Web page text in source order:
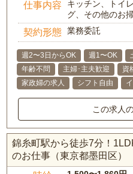
仕事内容
キッチン、トイ
グ、その他のお
契約形態 業務委託
週2〜3日からOK 週1〜OK
年齢不問
主婦･主夫歓迎 資
家政婦の求人
シフト自由
この求人
錦糸町駅から徒歩7分！
のお仕事（東京都墨田区）